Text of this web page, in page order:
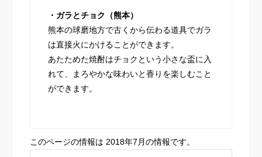
・ガラとチョク（熊本）
熊本の球磨地方で古くから伝わる道具でガラ
は直接火にかけることができます。
あたためた焼酎はチョクという小さな盃に入
れて、まろやかな味わいと香りを楽しむこと
ができます。
このページの情報は 2018年7月の情報です。